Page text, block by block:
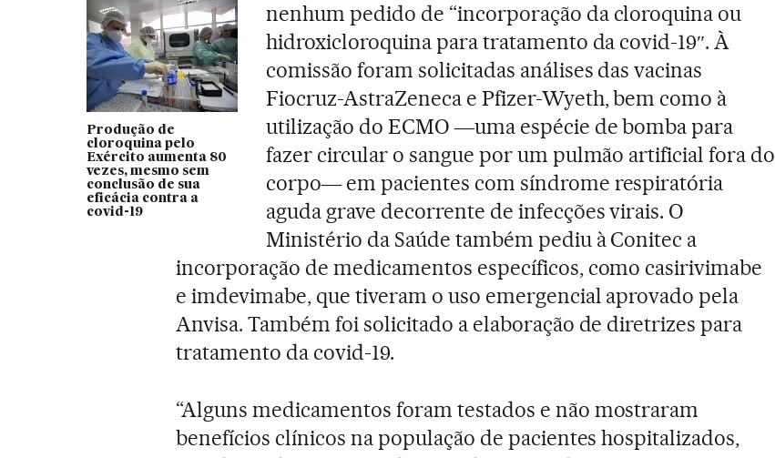
Produção de
cloroquina pelo
Exército aumenta 80
vezes, mesmo sem
conclusão de sua
eficácia contra a
covid-19
nenhum pedido de “incorporação da cloroquina ou
hidroxicloroquina para tratamento da covid-19″. À
comissão foram solicitadas análises das vacinas
Fiocruz-AstraZeneca e Pfizer-Wyeth, bem como à
utilização do ECMO ―uma espécie de bomba para
fazer circular o sangue por um pulmão artificial fora do
corpo― em pacientes com síndrome respiratória
aguda grave decorrente de infecções virais. O
Ministério da Saúde também pediu à Conitec a
incorporação de medicamentos específicos, como casirivimabe
e imdevimabe, que tiveram o uso emergencial aprovado pela
Anvisa. Também foi solicitado a elaboração de diretrizes para
tratamento da covid-19.
“Alguns medicamentos foram testados e não mostraram
benefícios clínicos na população de pacientes hospitalizados,